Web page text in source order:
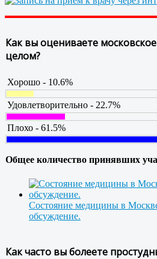
Как вы оцениваете
целом?
Хорошо - 10.6%
Удовлетворительно - 22.7%
Плохо - 61.5%
Общее количество принявших
Состояние медицины в
обсуждение.
Как часто вы болеете